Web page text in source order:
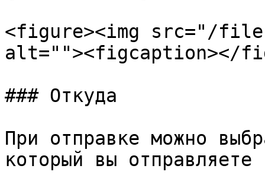
<figure><img src="/files/
alt=""><figcaption></
### Откуда
При отправке можно
который вы отправляете